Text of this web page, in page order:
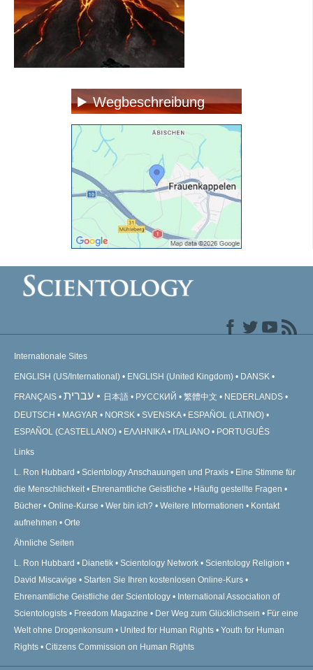
Wegbeschreibung
Internationale Sites
ENGLISH (US/International) ENGLISH (United Kingdom) DANSK
FRANÇAIS עברית 日本語 РУССКИЙ 繁體中文
NEDERLANDS
DEUTSCH
MAGYAR NORSK SVENSKA
ESPAÑOL (LATINO)
ESPAÑOL (CASTELLANO)
ΕΛΛΗΝΙΚA ITALIANO PORTUGUÊS
Links
L. Ron Hubbard Scientology Anschauungen und Praxis
Eine Stimme für
die Menschlichkeit
Ehrenamtliche Geistliche
Häufig gestellte Fragen
Bücher
Online-Kurse Wer bin ich? Weitere Informationen
Kontakt
aufnehmen
Orte
Ähnliche Seiten
L. Ron Hubbard Dianetik Scientology Network
Scientology Religion
David Miscavige
Starten Sie Ihren kostenlosen Online-Kurs
Ehrenamtliche Geistliche der Scientology
International Association of
Scientologists
Freedom Magazine Der Weg zum Glücklichsein
Für eine
Welt ohne Drogenkonsum
United for Human Rights
Youth for Human
Rights
Citizens Commission on Human Rights